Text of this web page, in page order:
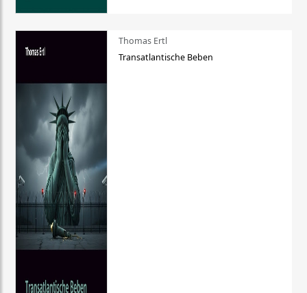
Thomas Ertl
Transatlantische Beben